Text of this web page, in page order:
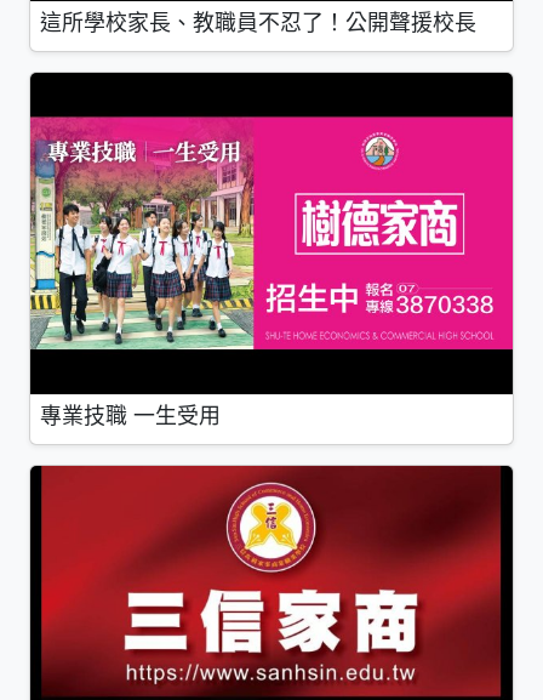
這所學校家長、教職員不忍了！公開聲援校長
專業技職 一生受用